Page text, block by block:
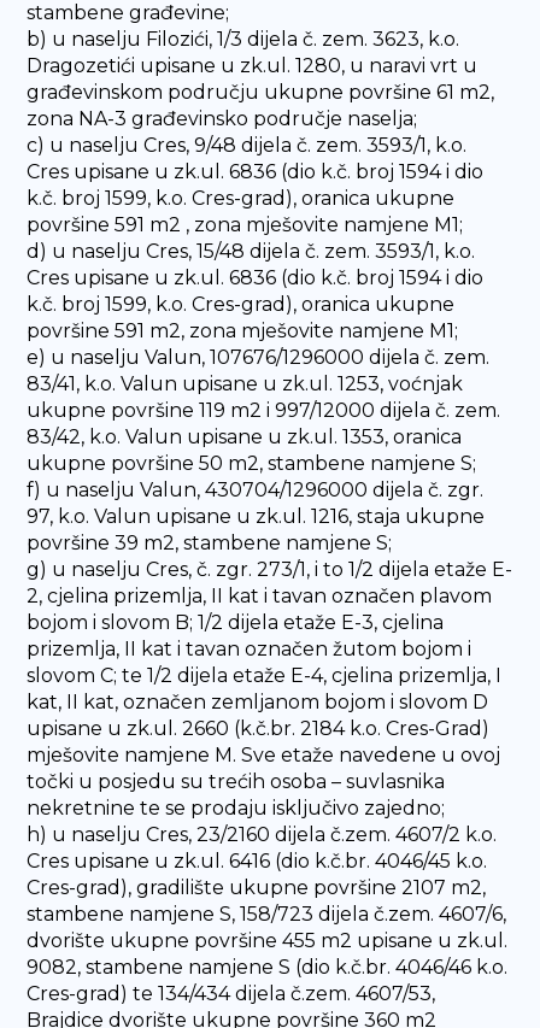
stambene građevine;
b) u naselju Filozići, 1/3 dijela č. zem. 3623, k.o.
Dragozetići upisane u zk.ul. 1280, u naravi vrt u
građevinskom području ukupne površine 61 m2,
zona NA-3 građevinsko područje naselja;
c) u naselju Cres, 9/48 dijela č. zem. 3593/1, k.o.
Cres upisane u zk.ul. 6836 (dio k.č. broj 1594 i dio
k.č. broj 1599, k.o. Cres-grad), oranica ukupne
površine 591 m2 , zona mješovite namjene M1;
d) u naselju Cres, 15/48 dijela č. zem. 3593/1, k.o.
Cres upisane u zk.ul. 6836 (dio k.č. broj 1594 i dio
k.č. broj 1599, k.o. Cres-grad), oranica ukupne
površine 591 m2, zona mješovite namjene M1;
e) u naselju Valun, 107676/1296000 dijela č. zem.
83/41, k.o. Valun upisane u zk.ul. 1253, voćnjak
ukupne površine 119 m2 i 997/12000 dijela č. zem.
83/42, k.o. Valun upisane u zk.ul. 1353, oranica
ukupne površine 50 m2, stambene namjene S;
f) u naselju Valun, 430704/1296000 dijela č. zgr.
97, k.o. Valun upisane u zk.ul. 1216, staja ukupne
površine 39 m2, stambene namjene S;
g) u naselju Cres, č. zgr. 273/1, i to 1/2 dijela etaže E-
2, cjelina prizemlja, II kat i tavan označen plavom
bojom i slovom B; 1/2 dijela etaže E-3, cjelina
prizemlja, II kat i tavan označen žutom bojom i
slovom C; te 1/2 dijela etaže E-4, cjelina prizemlja, I
kat, II kat, označen zemljanom bojom i slovom D
upisane u zk.ul. 2660 (k.č.br. 2184 k.o. Cres-Grad)
mješovite namjene M. Sve etaže navedene u ovoj
točki u posjedu su trećih osoba – suvlasnika
nekretnine te se prodaju isključivo zajedno;
h) u naselju Cres, 23/2160 dijela č.zem. 4607/2 k.o.
Cres upisane u zk.ul. 6416 (dio k.č.br. 4046/45 k.o.
Cres-grad), gradilište ukupne površine 2107 m2,
stambene namjene S, 158/723 dijela č.zem. 4607/6,
dvorište ukupne površine 455 m2 upisane u zk.ul.
9082, stambene namjene S (dio k.č.br. 4046/46 k.o.
Cres-grad) te 134/434 dijela č.zem. 4607/53,
Brajdice dvorište ukupne površine 360 m2